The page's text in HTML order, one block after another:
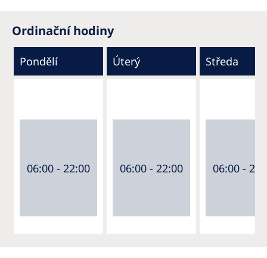
Ordinační hodiny
Pondělí Úterý Středa
06:00 - 22:00 06:00 - 22:00 06:00 -